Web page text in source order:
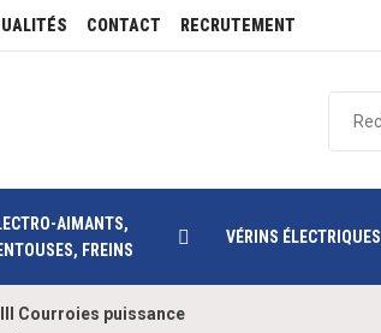
CONTACT RECRUTEMENT
AIMANTS,
FREINS
VÉRINS ÉLECTRIQUES
III Courroies puissance